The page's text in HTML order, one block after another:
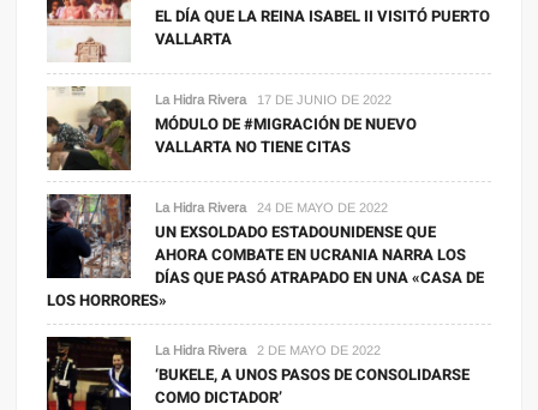
EL DÍA QUE LA REINA ISABEL II VISITÓ PUERTO
VALLARTA
La Hidra Rivera 17 DE JUNIO DE 2022
MÓDULO DE #MIGRACIÓN DE NUEVO
VALLARTA NO TIENE CITAS
La Hidra Rivera 24 DE MAYO DE 2022
UN EXSOLDADO ESTADOUNIDENSE QUE
AHORA COMBATE EN UCRANIA NARRA LOS
DÍAS QUE PASÓ ATRAPADO EN UNA «CASA DE
LOS HORRORES»
La Hidra Rivera 2 DE MAYO DE 2022
‘BUKELE, A UNOS PASOS DE CONSOLIDARSE
COMO DICTADOR’